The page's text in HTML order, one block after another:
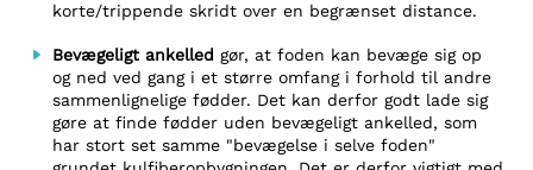
korte/trippende skridt over en begrænset distance.
Bevægeligt ankelledgør, at foden kan bevæge sig op
og ned ved gang i et større omfang i forhold til andre
sammenlignelige fødder. Det kan derfor godt lade sig
gøre at finde fødder uden bevægeligt ankelled, som
har stort set samme "bevægelse i selve foden"